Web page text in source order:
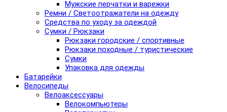
Мужские перчатки и варежки
Ремни / Светоотражатели на одежду
Средства по уходу за одеждой
Сумки / Рюкзаки
Рюкзаки городские / спортивные
Рюкзаки походные / туристические
Сумки
Упаковка для одежды
Батарейки
Велосипеды
Велоаксессуары
Велокомпьютеры